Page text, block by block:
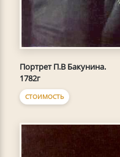
Портрет П.В Бакунинa.
1782г
СТОИМОСТЬ